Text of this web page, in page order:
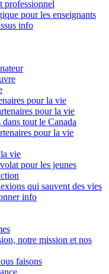
professionnel
pour les enseignants
info
pour la vie
pour la vie
tout le Canada
pour la vie
vie
pour les jeunes
qui sauvent des vies
info
notre mission et nos
faisons